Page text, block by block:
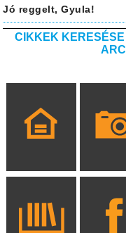
Jó reggelt, Gyula!
CIKKEK KERESÉSE